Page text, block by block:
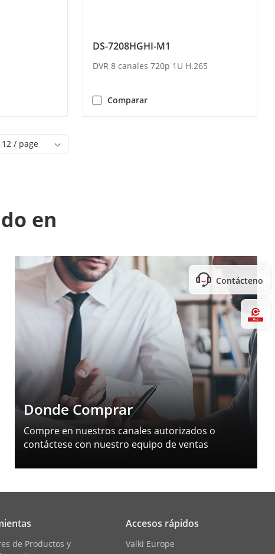
DS-7208HGHI-M1
DVR 8 canales 720p 1U H.265
Comparar
12 / page
en
Donde Comprar
Compre en nuestros canales autorizados o
contáctese con nuestro equipo de ventas
Contáctenos
de Productos y
Accesos rápidos
Valki Europe